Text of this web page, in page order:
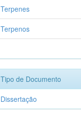
Terpenes
Terpenos
Tipo de Documento
Dissertação